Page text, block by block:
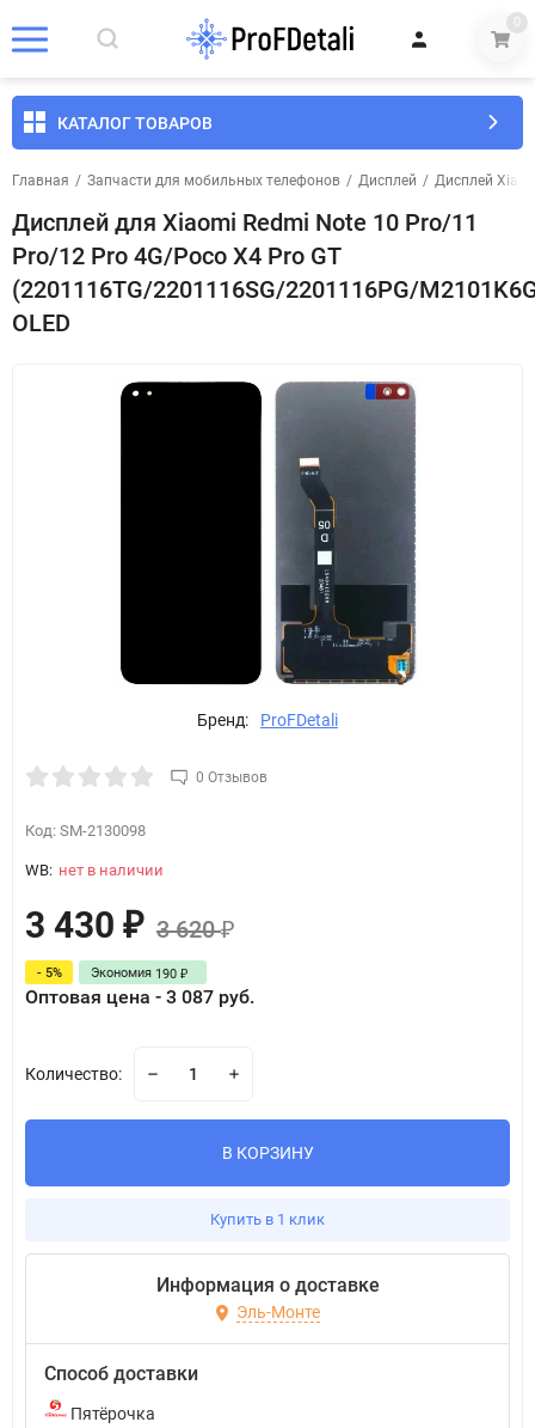
0
КАТАЛОГ ТОВАРОВ
Главная / Запчасти для мобильных телефонов / Дисплей / Дисплей
Дисплей для Xiaomi Redmi Note 10 Pro/11
Pro/12 Pro 4G/Poco X4 Pro GT
(2201116TG/2201116SG/2201116PG/
OLED
Бренд: ProFDetali
0 Отзывов
Код: SM-2130098
WB: нет в наличии
3 430 ₽ 3 620₽
- 5% Экономия 190 ₽
Оптовая цена - 3 087 руб.
Количество:
В КОРЗИНУ
Купить в 1 клик
Информация о доставке
Эль-Монте
Способ доставки
Пятёрочка